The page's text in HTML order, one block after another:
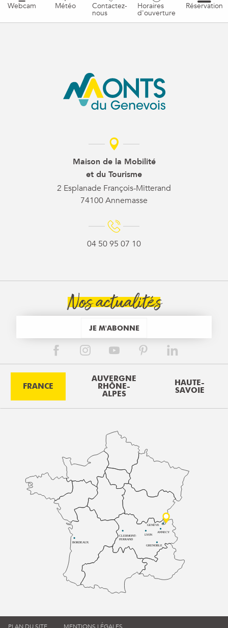
Webcam Météo Contactez-
nous
Horaires
d'ouverture
Réservation
Maison de la Mobilité
et du Tourisme
2 Esplanade François-Mitterand
74100 Annemasse
04 50 95 07 10
Nos actualités
JE M'ABONNE
FRANCE
AUVERGNE
RHÔNE-
ALPES
HAUTE-
SAVOIE
BORDEAUX
CLERMONT-
FERRAND
LYON
ANNECY
GRENOBLE
GENÈVE
PLAN DU SITE MENTIONS LÉGALES